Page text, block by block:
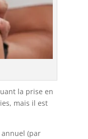
la prise en
mais il est
(par